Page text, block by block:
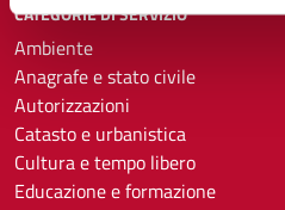
CATEGORIE DI SERVIZIO
Ambiente
Anagrafe e stato civile
Autorizzazioni
Catasto e urbanistica
Cultura e tempo libero
Educazione e formazione